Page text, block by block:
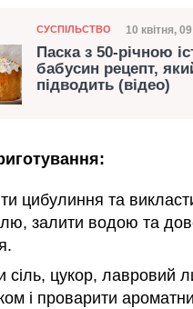
Категорія
СУСПІЛЬСТВО Дата
10 квітня,
Паска з 50-річною
бабусин рецепт,
підводить (відео)
цибулиння та
залити водою та
сіль, цукор, лавровий
і проварити